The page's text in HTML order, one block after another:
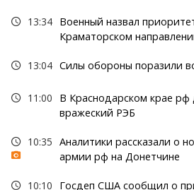
13:34 Военный назвал
Краматорском
13:04 Силы обороны поразили
11:00
В Краснодарском крае
вражеский РЭБ
10:35 Аналитики рассказали о
армии рф на Донетчине
10:10
Госдеп США сообщил о